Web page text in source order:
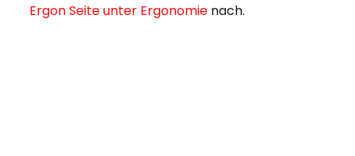
Ergon Seite unter Ergonomienach.